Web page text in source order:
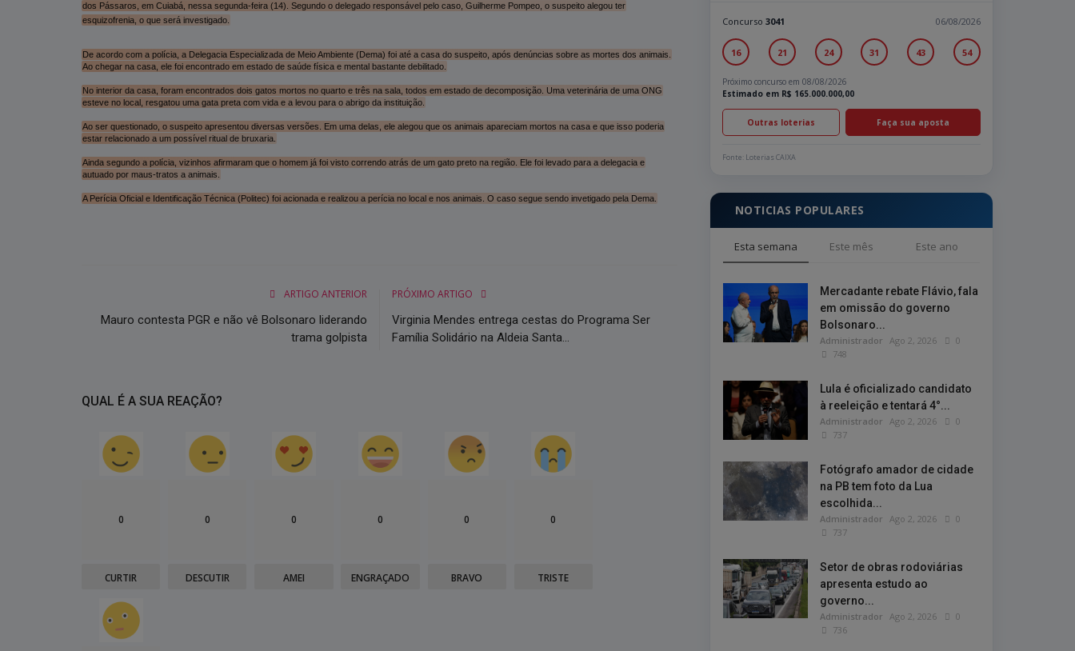
dos Pássaros, em Cuiabá, nessa segunda-feira (14). Segundo o delegado responsável pelo caso, Guilherme Pompeo, o suspeito alegou ter
esquizofrenia, o que será investigado.
De acordo com a polícia, a Delegacia Especializada de Meio Ambiente (Dema) foi até a casa do suspeito, após denúncias sobre as mortes dos animais.
Ao chegar na casa, ele foi encontrado em estado de saúde física e mental bastante debilitado.
No interior da casa, foram encontrados dois gatos mortos no quarto e três na sala, todos em estado de decomposição. Uma veterinária de uma ONG
esteve no local, resgatou uma gata preta com vida e a levou para o abrigo da instituição.
Ao ser questionado, o suspeito apresentou diversas versões. Em uma delas, ele alegou que os animais apareciam mortos na casa e que isso poderia
estar relacionado a um possível ritual de bruxaria.
Ainda segundo a polícia, vizinhos afirmaram que o homem já foi visto correndo atrás de um gato preto na região. Ele foi levado para a delegacia e
autuado por maus-tratos a animais.
A Perícia Oficial e Identificação Técnica (Politec) foi acionada e realizou a perícia no local e nos animais. O caso segue sendo invetigado pela Dema.
ARTIGO ANTERIOR
Mauro contesta PGR e não vê Bolsonaro liderando
trama golpista
PRÓXIMO ARTIGO
Virginia Mendes entrega cestas do Programa Ser
Família Solidário na Aldeia Santa...
QUAL É A SUA REAÇÃO?
0
CURTIR
0
DESCUTIR
0
AMEI
0
ENGRAÇADO
0
BRAVO
0
TRISTE
Concurso 3041 06/08/2026
16 21 24 31 43 54
Próximo concurso em 08/08/2026
Estimado em R$ 165.000.000,00
Outras loterias Faça sua aposta
Fonte: Loterias CAIXA
NOTICIAS POPULARES
Esta semana Este mês Este ano
Mercadante rebate Flávio, fala
em omissão do governo
Bolsonaro...
Administrador Ago 2, 2026
0
748
Lula é oficializado candidato
à reeleição e tentará 4°...
Administrador Ago 2, 2026
0
737
Fotógrafo amador de cidade
na PB tem foto da Lua
escolhida...
Administrador Ago 2, 2026
0
737
Setor de obras rodoviárias
apresenta estudo ao
governo...
Administrador Ago 2, 2026
0
736